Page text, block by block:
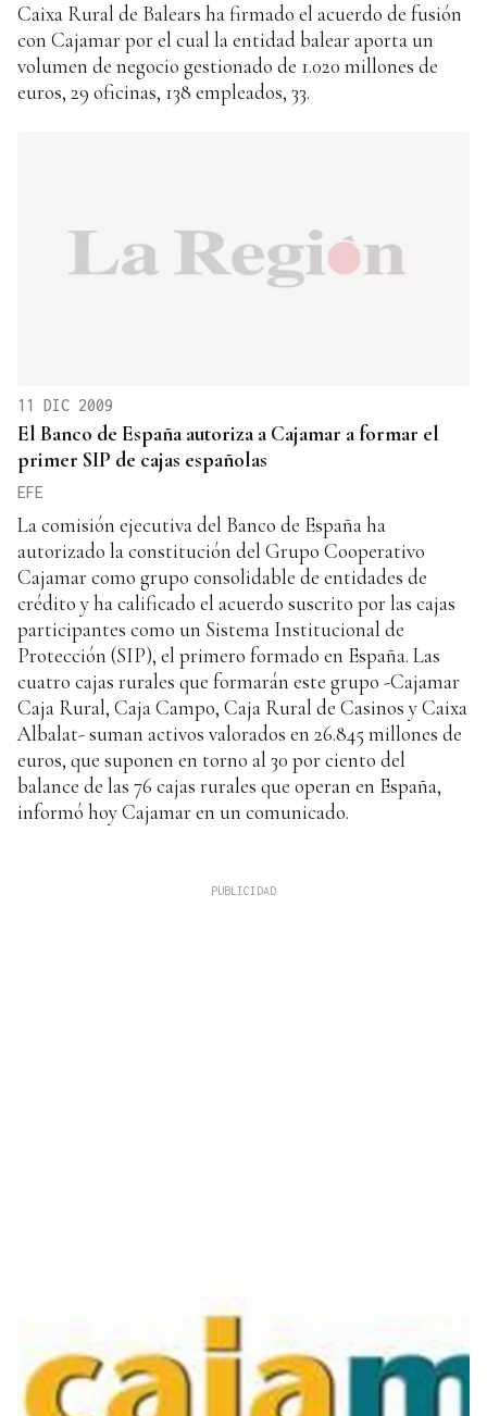
Caixa Rural de Balears ha firmado el acuerdo de fusión
con Cajamar por el cual la entidad balear aporta un
volumen de negocio gestionado de 1.020 millones de
euros, 29 oficinas, 138 empleados, 33.
11 DIC 2009
El Banco de España autoriza a Cajamar a formar el
primer SIP de cajas españolas
EFE
La comisión ejecutiva del Banco de España ha
autorizado la constitución del Grupo Cooperativo
Cajamar como grupo consolidable de entidades de
crédito y ha calificado el acuerdo suscrito por las cajas
participantes como un Sistema Institucional de
Protección (SIP), el primero formado en España. Las
cuatro cajas rurales que formarán este grupo -Cajamar
Caja Rural, Caja Campo, Caja Rural de Casinos y Caixa
Albalat- suman activos valorados en 26.845 millones de
euros, que suponen en torno al 30 por ciento del
balance de las 76 cajas rurales que operan en España,
informó hoy Cajamar en un comunicado.